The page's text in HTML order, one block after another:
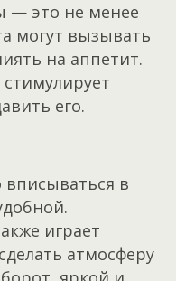
— это не менее
могут вызывать
на аппетит.
его.
в
играет
атмосферу